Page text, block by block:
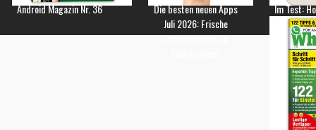
Android Magazin Nr. 36
Die besten neuen Apps
Juli 2026: Frische
Empfehlungen für
Im Test: